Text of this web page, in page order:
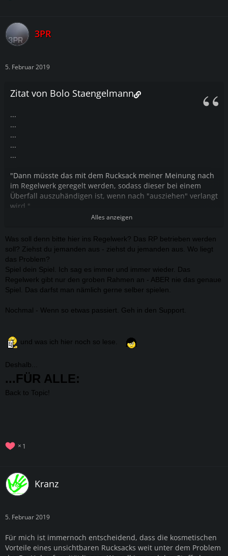
3PR
5. Februar 2019
Zitat von Bolo Staengelmann
...
...
...
...
...
"Dann müsste das mit dem Rucksack meiner Meinung nach
im Regelwerk geregelt werden, sodass dieser bei einem
Überfall auszuhändigen ist, wenn nach "ausziehen" verlangt
wird."
Alles anzeigen
Was soll denn bitte hier ins Regelwerk? Das RP betrieben werden
soll? Ziehst du jemanden aus - ziehst du jemanden aus. Wo liegt
das Problem?
Spiel dein Spiel. Ich sag es immer und immer wieder. Das
Regelwerk gibt nur den groben Rahmen an - ABER nie das genaue
Spiel. Das darfst man nämlich gerne selber spielen.
Nochmal - Wenn so etwas passiert. Geh in den Support.
und was ich hier noch so lese.
Deshalb...
...FÜR ALLE:
Back to Topic!
1
Kranz
5. Februar 2019
Für mich ist immernoch entscheidend, dass die kosmetischen
Vorteile eines unsichtbaren Rucksacks weit unter dem Problem